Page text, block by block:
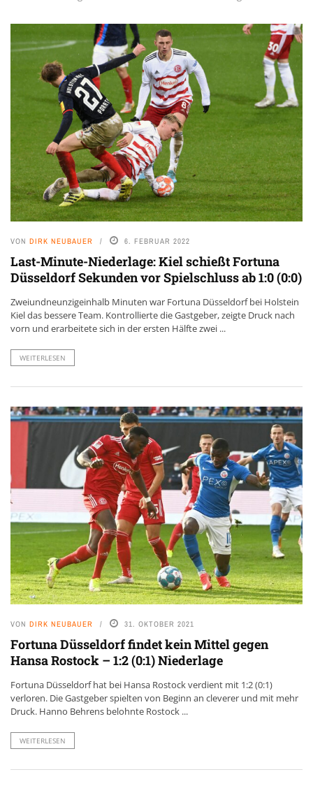
VON DIRK NEUBAUER 6. FEBRUAR 2022
Last-Minute-Niederlage: Kiel schießt Fortuna
Düsseldorf Sekunden vor Spielschluss ab 1:0 (0:0)
Zweiundneunzigeinhalb Minuten war Fortuna Düsseldorf bei Holstein
Kiel das bessere Team. Kontrollierte die Gastgeber, zeigte Druck nach
vorn und erarbeitete sich in der ersten Hälfte zwei ...
WEITERLESEN
VON DIRK NEUBAUER 31. OKTOBER 2021
Fortuna Düsseldorf findet kein Mittel gegen
Hansa Rostock – 1:2 (0:1) Niederlage
Fortuna Düsseldorf hat bei Hansa Rostock verdient mit 1:2 (0:1)
verloren. Die Gastgeber spielten von Beginn an cleverer und mit mehr
Druck. Hanno Behrens belohnte Rostock ...
WEITERLESEN